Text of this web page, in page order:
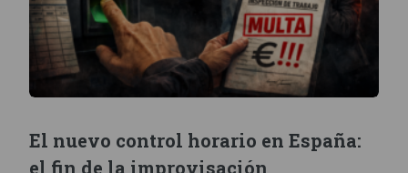
El nuevo control horario en España:
el fin de la improvisación